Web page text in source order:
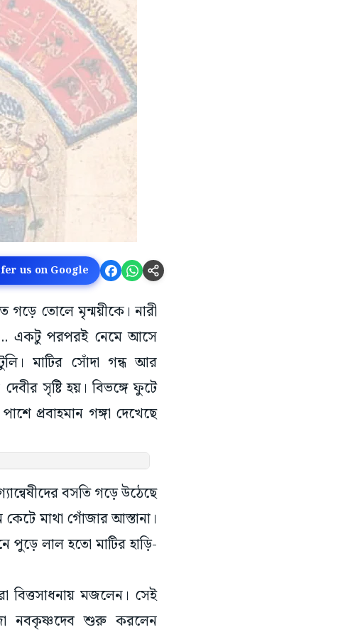
us on Google
তোলে মৃন্ময়ীকে। নারী
একটু পরপরই নেমে আসে
মাটির সোঁদা গন্ধ আর
সৃষ্টি হয়। বিভঙ্গে ফুটে
প্রবাহমান গঙ্গা দেখেছে
বসতি গড়ে উঠেছে
মাথা গোঁজার আস্তানা।
লাল হতো মাটির হাড়ি-
মজলেন। সেই
নবকৃষ্ণদেব শুরু করলেন
দুর্গাপুজো হয়ে দাঁড়াল